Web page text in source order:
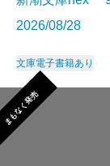
2026/08/28
文庫電子書籍あり
まもなく発売